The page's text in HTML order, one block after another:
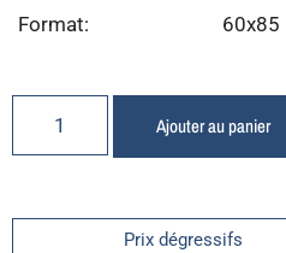
Format:
60x85
Ajouter au panier
Prix dégressifs